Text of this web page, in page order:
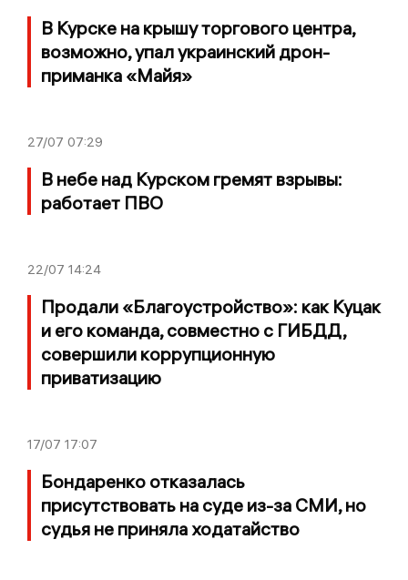
В Курске на крышу торгового центра,
возможно, упал украинский дрон-
приманка «Майя»
27/07 07:29
В небе над Курском гремят взрывы:
работает ПВО
22/07 14:24
Продали «Благоустройство»: как Куцак
и его команда, совместно с ГИБДД,
совершили коррупционную
приватизацию
17/07 17:07
Бондаренко отказалась
присутствовать на суде из-за СМИ, но
судья не приняла ходатайство